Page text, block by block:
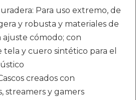
Para uso extremo, de
y robusta y materiales de
ajuste cómodo; con
tela y cuero sintético para el
creados con
streamers y gamers